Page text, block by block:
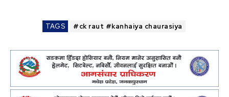
TAGS #ck raut #kanhaiya chaurasiya